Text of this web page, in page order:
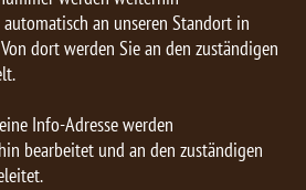
an unseren Standort in
dort werden Sie an den zuständigen
Info-Adresse werden
bearbeitet und an den zuständigen